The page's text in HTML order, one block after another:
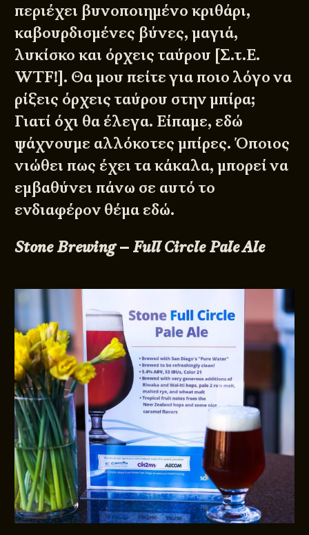
περιέχει βυνοποιημένο κριθάρι,
καβουρδισμένες βύνες, μαγιά,
λυκίσκο και όρχεις ταύρου [Σ.τ.Ε.
WTF!]. Θα μου πείτε για ποιο λόγο να
ρίξεις όρχεις ταύρου στην μπίρα;
Γιατί όχι θα έλεγα. Είπαμε, εδώ
ψάχνουμε αλλόκοτες μπίρες. Όποιος
νιώθει πως έχει τα κάκαλα, μπορεί να
εμβαθύνει πάνω σε αυτό το
ενδιαφέρον θέμα εδώ.
Stone Brewing – Full Circle Pale Ale